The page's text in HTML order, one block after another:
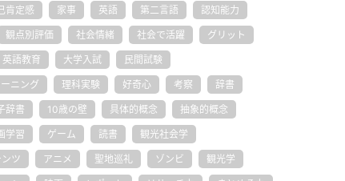
肯定感 家事 英語 第二言語 認知能力
観点別評価 社会情緒 社会で活躍 グリット
英語教育 大学入試 民間試験
ニング 理科実験 好奇心 考察 辞書
辞書 10歳の壁 具体的概念 抽象的概念
学習 ゲーム 読書 観光社会学
ツ アニメ 聖地巡礼 ゾンビ 観光学